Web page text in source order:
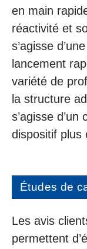
en main
réactivité et
s’agisse
lancement
variété de
la structure
s’agisse d’un
dispositif plus
Études de
Les avis
permettent